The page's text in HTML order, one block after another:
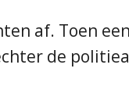
af. Toen
de